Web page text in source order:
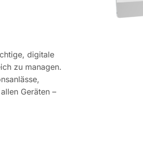
digitale
zu managen.
Geräten –